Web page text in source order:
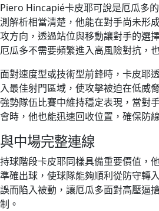
Piero Hincapié卡皮耶可說是厄瓜多
測解析相當清楚，他能在對手尚未形
攻方向，透過站位與移動讓對手的選
厄瓜多不需要頻繁進入高風險對抗，
面對速度型或技術型前鋒時，卡皮耶
入最佳射門區域，使攻擊被迫在低威
強勢隊伍比賽中維持穩定表現，當對
會時，他也能迅速回收位置，確保防
與中場完整連線
持球階段卡皮耶同樣具備重要價值，
準確出球，使球隊能夠順利從防守轉
誤而陷入被動，讓厄瓜多面對高壓逼
制。